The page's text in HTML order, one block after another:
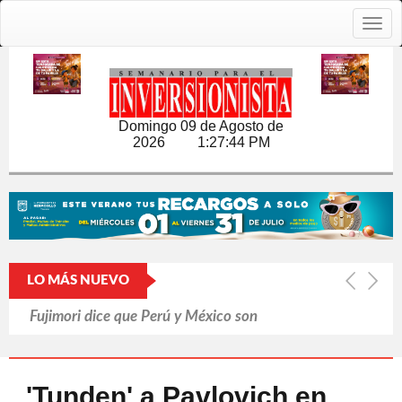
Domingo 09 de Agosto de
2026 1:27:45 PM
LO MÁS NUEVO
Fujimori dice que Perú y México son
Pasa Mundial factura a mexicanos